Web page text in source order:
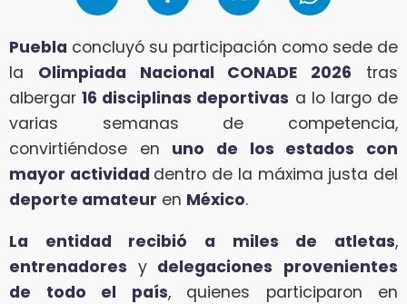
Puebla concluyó su participación como sede de
la Olimpiada Nacional CONADE 2026 tras
albergar16 disciplinas deportivas a lo largo de
varias semanas de competencia,
convirtiéndose en uno de los estados con
mayor actividad dentro de la máxima justa del
deporte amateur en México.
La entidad recibió a miles de atletas,
entrenadores y delegaciones provenientes
de todo el país, quienes participaron en